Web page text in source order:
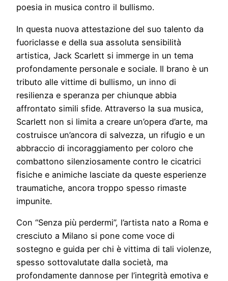
poesia in musica contro il bullismo.
In questa nuova attestazione del suo talento da
fuoriclasse e della sua assoluta sensibilità
artistica, Jack Scarlett si immerge in un tema
profondamente personale e sociale. Il brano è un
tributo alle vittime di bullismo, un inno di
resilienza e speranza per chiunque abbia
affrontato simili sfide. Attraverso la sua musica,
Scarlett non si limita a creare un’opera d’arte, ma
costruisce un’ancora di salvezza, un rifugio e un
abbraccio di incoraggiamento per coloro che
combattono silenziosamente contro le cicatrici
fisiche e animiche lasciate da queste esperienze
traumatiche, ancora troppo spesso rimaste
impunite.
Con “Senza più perdermi”, l’artista nato a Roma e
cresciuto a Milano si pone come voce di
sostegno e guida per chi è vittima di tali violenze,
spesso sottovalutate dalla società, ma
profondamente dannose per l’integrità emotiva e